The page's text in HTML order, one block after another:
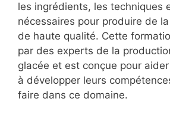
les ingrédients, les techniques
nécessaires pour produire de
de haute qualité. Cette
par des experts de la
glacée et est conçue pour
à développer leurs
faire dans ce domaine.